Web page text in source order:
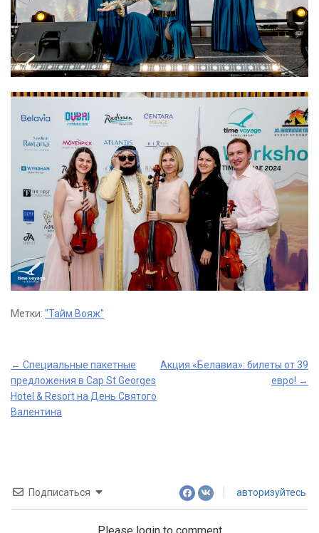
Метки: "Тайм Вояж"
Post
navigation
← Специальные пакетные
предложения в Cap St Georges
Hotel & Resort на День Святого
Валентина
Акция «Белавиа»: билеты от 39
евро! →
Подписаться авторизуйтесь
Please login to comment